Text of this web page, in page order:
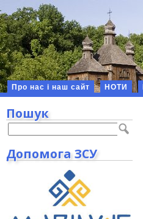
Про нас і наш сайт НОТИ
Пошук
Допомога ЗСУ